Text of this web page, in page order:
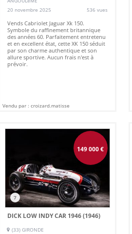
20 novembre 2025
536 vues
Vends Cabriolet Jaguar Xk 150.
Symbole du raffinement britannique
des années 60. Parfaitement entretenu
et en excellent état, cette XK 150 séduit
par son charme authentique et son
allure sportive. Aucun frais n'est à
prévoir.
Vendu par : croizard.matisse
149 000€
7
DICK LOW INDY CAR 1946 (1946)
(33) GIRONDE